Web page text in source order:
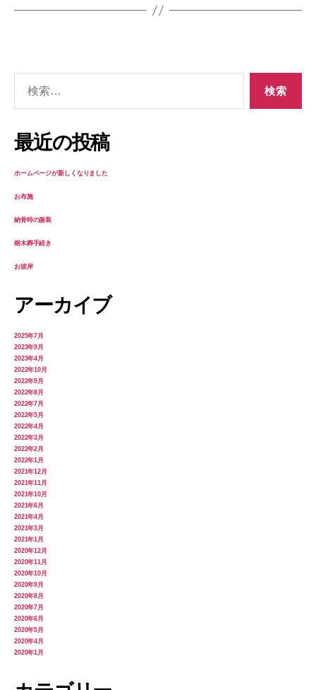
最近の投稿
ホームページが新しくなりました
お布施
納骨時の服装
樹木葬手続き
お彼岸
アーカイブ
2025年7月
2023年9月
2023年4月
2022年10月
2022年9月
2022年8月
2022年7月
2022年5月
2022年4月
2022年3月
2022年2月
2022年1月
2021年12月
2021年11月
2021年10月
2021年6月
2021年4月
2021年3月
2021年1月
2020年12月
2020年11月
2020年10月
2020年9月
2020年8月
2020年7月
2020年6月
2020年5月
2020年4月
2020年1月